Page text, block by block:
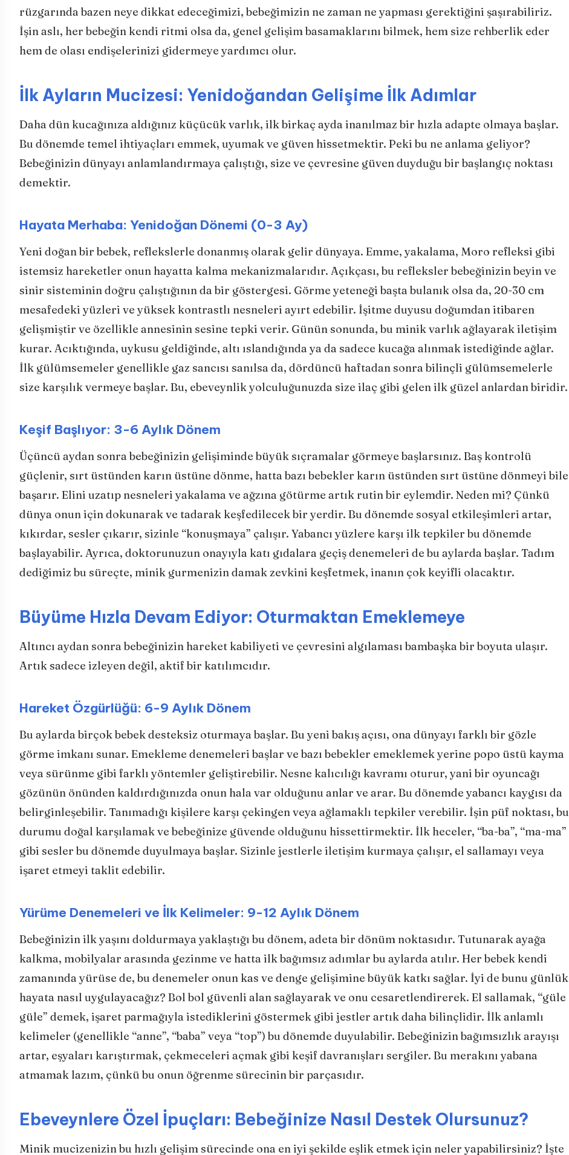
rüzgarında bazen neye dikkat edeceğimizi, bebeğimizin ne zaman ne yapması gerektiğini şaşırabiliriz.
İşin aslı, her bebeğin kendi ritmi olsa da, genel gelişim basamaklarını bilmek, hem size rehberlik eder
hem de olası endişelerinizi gidermeye yardımcı olur.
İlk Ayların Mucizesi: Yenidoğandan Gelişime İlk Adımlar
Daha dün kucağınıza aldığınız küçücük varlık, ilk birkaç ayda inanılmaz bir hızla adapte olmaya başlar.
Bu dönemde temel ihtiyaçları emmek, uyumak ve güven hissetmektir. Peki bu ne anlama geliyor?
Bebeğinizin dünyayı anlamlandırmaya çalıştığı, size ve çevresine güven duyduğu bir başlangıç noktası
demektir.
Hayata Merhaba: Yenidoğan Dönemi (0-3 Ay)
Yeni doğan bir bebek, reflekslerle donanmış olarak gelir dünyaya. Emme, yakalama, Moro refleksi gibi
istemsiz hareketler onun hayatta kalma mekanizmalarıdır. Açıkçası, bu refleksler bebeğinizin beyin ve
sinir sisteminin doğru çalıştığının da bir göstergesi. Görme yeteneği başta bulanık olsa da, 20-30 cm
mesafedeki yüzleri ve yüksek kontrastlı nesneleri ayırt edebilir. İşitme duyusu doğumdan itibaren
gelişmiştir ve özellikle annesinin sesine tepki verir. Günün sonunda, bu minik varlık ağlayarak iletişim
kurar. Acıktığında, uykusu geldiğinde, altı ıslandığında ya da sadece kucağa alınmak istediğinde ağlar.
İlk gülümsemeler genellikle gaz sancısı sanılsa da, dördüncü haftadan sonra bilinçli gülümsemelerle
size karşılık vermeye başlar. Bu, ebeveynlik yolculuğunuzda size ilaç gibi gelen ilk güzel anlardan biridir.
Keşif Başlıyor: 3-6 Aylık Dönem
Üçüncü aydan sonra bebeğinizin gelişiminde büyük sıçramalar görmeye başlarsınız. Baş kontrolü
güçlenir, sırt üstünden karın üstüne dönme, hatta bazı bebekler karın üstünden sırt üstüne dönmeyi bile
başarır. Elini uzatıp nesneleri yakalama ve ağzına götürme artık rutin bir eylemdir. Neden mi? Çünkü
dünya onun için dokunarak ve tadarak keşfedilecek bir yerdir. Bu dönemde sosyal etkileşimleri artar,
kıkırdar, sesler çıkarır, sizinle “konuşmaya” çalışır. Yabancı yüzlere karşı ilk tepkiler bu dönemde
başlayabilir. Ayrıca, doktorunuzun onayıyla katı gıdalara geçiş denemeleri de bu aylarda başlar. Tadım
dediğimiz bu süreçte, minik gurmenizin damak zevkini keşfetmek, inanın çok keyifli olacaktır.
Büyüme Hızla Devam Ediyor: Oturmaktan Emeklemeye
Altıncı aydan sonra bebeğinizin hareket kabiliyeti ve çevresini algılaması bambaşka bir boyuta ulaşır.
Artık sadece izleyen değil, aktif bir katılımcıdır.
Hareket Özgürlüğü: 6-9 Aylık Dönem
Bu aylarda birçok bebek desteksiz oturmaya başlar. Bu yeni bakış açısı, ona dünyayı farklı bir gözle
görme imkanı sunar. Emekleme denemeleri başlar ve bazı bebekler emeklemek yerine popo üstü kayma
veya sürünme gibi farklı yöntemler geliştirebilir. Nesne kalıcılığı kavramı oturur, yani bir oyuncağı
gözünün önünden kaldırdığınızda onun hala var olduğunu anlar ve arar. Bu dönemde yabancı kaygısı da
belirginleşebilir. Tanımadığı kişilere karşı çekingen veya ağlamaklı tepkiler verebilir. İşin püf noktası, bu
durumu doğal karşılamak ve bebeğinize güvende olduğunu hissettirmektir. İlk heceler, “ba-ba”, “ma-ma”
gibi sesler bu dönemde duyulmaya başlar. Sizinle jestlerle iletişim kurmaya çalışır, el sallamayı veya
işaret etmeyi taklit edebilir.
Yürüme Denemeleri ve İlk Kelimeler: 9-12 Aylık Dönem
Bebeğinizin ilk yaşını doldurmaya yaklaştığı bu dönem, adeta bir dönüm noktasıdır. Tutunarak ayağa
kalkma, mobilyalar arasında gezinme ve hatta ilk bağımsız adımlar bu aylarda atılır. Her bebek kendi
zamanında yürüse de, bu denemeler onun kas ve denge gelişimine büyük katkı sağlar. İyi de bunu günlük
hayata nasıl uygulayacağız? Bol bol güvenli alan sağlayarak ve onu cesaretlendirerek. El sallamak, “güle
güle” demek, işaret parmağıyla istediklerini göstermek gibi jestler artık daha bilinçlidir. İlk anlamlı
kelimeler (genellikle “anne”, “baba” veya “top”) bu dönemde duyulabilir. Bebeğinizin bağımsızlık arayışı
artar, eşyaları karıştırmak, çekmeceleri açmak gibi keşif davranışları sergiler. Bu merakını yabana
atmamak lazım, çünkü bu onun öğrenme sürecinin bir parçasıdır.
Ebeveynlere Özel İpuçları: Bebeğinize Nasıl Destek Olursunuz?
Minik mucizenizin bu hızlı gelişim sürecinde ona en iyi şekilde eşlik etmek için neler yapabilirsiniz? İşte